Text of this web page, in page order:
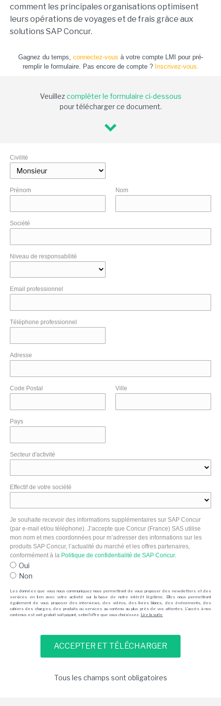
comment les principales organisations optimisent
leurs opérations de voyages et de frais grâce aux
solutions SAP Concur.
Gagnez du temps, connectez-vous à votre compte LMI pour pré-
remplir le formulaire. Pas encore de compte ? Inscrivez-vous.
Veuillezcompléter le formulaire ci-dessous
pour télécharger ce document.
Civilité
Prénom Nom
Société
Niveau de responsabilité
Email professionnel
Téléphone professionnel
Adresse
Code Postal Ville
Pays
Secteur d'activité
Effectif de votre société
Je souhaite recevoir des informations supplémentaires sur SAP Concur
(par e-mail et/ou téléphone). J’accepte que Concur (France) SAS utilise
mon nom et mes coordonnées pour m’adresser des informations sur les
produits SAP Concur, l’actualité du marché et les offres partenaires,
conformément à la Politique de confidentialité de SAP Concur.
Oui
Non
Les données que vous nous communiquez nous permettront de vous proposer des newsletters et des
services en lien avec votre activité sur la base de notre intérêt légitime. Elles nous permettront
également de vous proposer des interviews, des vidéos, des livres blancs, des événements, des
cahiers des charges, des produits ou services au contenu au plus près de vos attentes. L'accès à nos
contenus est soit gratuit soit payant, selon l'offre que vous choisissez. Lire la suite
Tous les champs sont obligatoires